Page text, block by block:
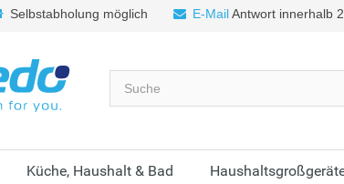
Selbstabholung möglich E-MailAntwort innerhalb
Küche, Haushalt & Bad